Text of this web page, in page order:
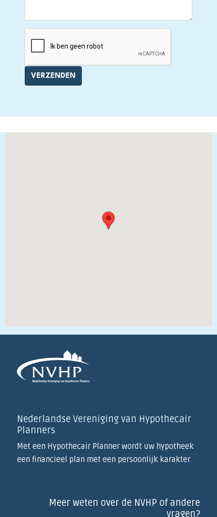
Nederlandse Vereniging van Hypothecair
Planners
Met een Hypothecair Planner wordt uw hypotheek
een financieel plan met een persoonlijk karakter
Meer weten over de NVHP of andere
vragen?